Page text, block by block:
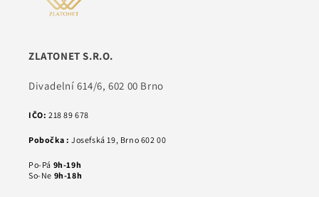
ZLATONET S.R.O.
Divadelní 614/6, 602 00 Brno
IČO: 218 89 678
Pobočka : Josefská 19, Brno 602 00
Po-Pá 9h-19h
So-Ne 9h-18h